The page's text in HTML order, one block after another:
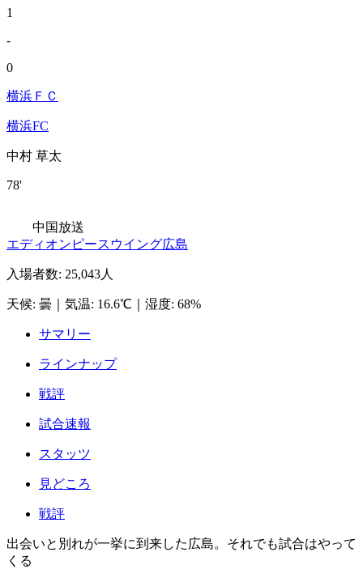
1
-
0
横浜ＦＣ
横浜FC
中村 草太
78'
中国放送
エディオンピースウイング広島
入場者数: 25,043人
天候: 曇 気温: 16.6℃ 湿度: 68%
サマリー
ラインナップ
戦評
試合速報
スタッツ
見どころ
戦評
出会いと別れが一挙に到来した広島。それでも試合はやって
くる